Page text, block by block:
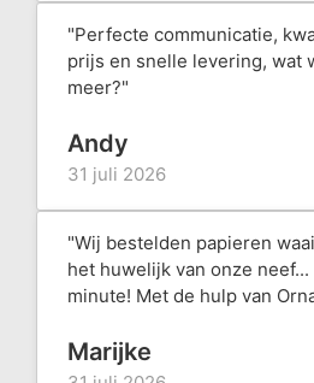
"Perfecte communicatie,
prijs en snelle levering, wat
meer?"
Andy
31 juli 2026
"Wij bestelden papieren
het huwelijk van onze neef...
minute! Met de hulp van
Marijke